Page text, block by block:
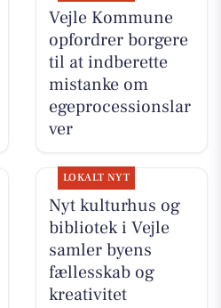
Vejle Kommune
opfordrer borgere
til at indberette
mistanke om
egeprocessionslar
ver
LOKALT NYT
Nyt kulturhus og
bibliotek i Vejle
samler byens
fællesskab og
kreativitet